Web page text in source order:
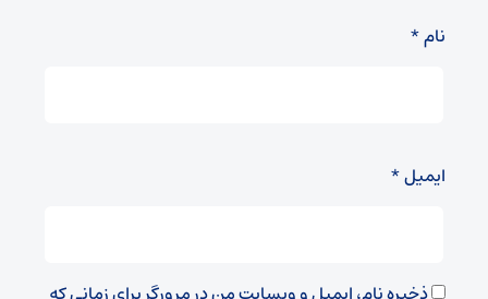
نام*
ایمیل*